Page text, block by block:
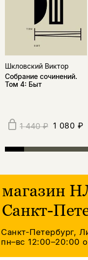
Шкловский Виктор
Собрание сочинений.
Том 4: Быт
1 440 ₽ 1 080 ₽
магазин
Санкт-
Санкт-Петербург,
пн–вс 12:00–20:00